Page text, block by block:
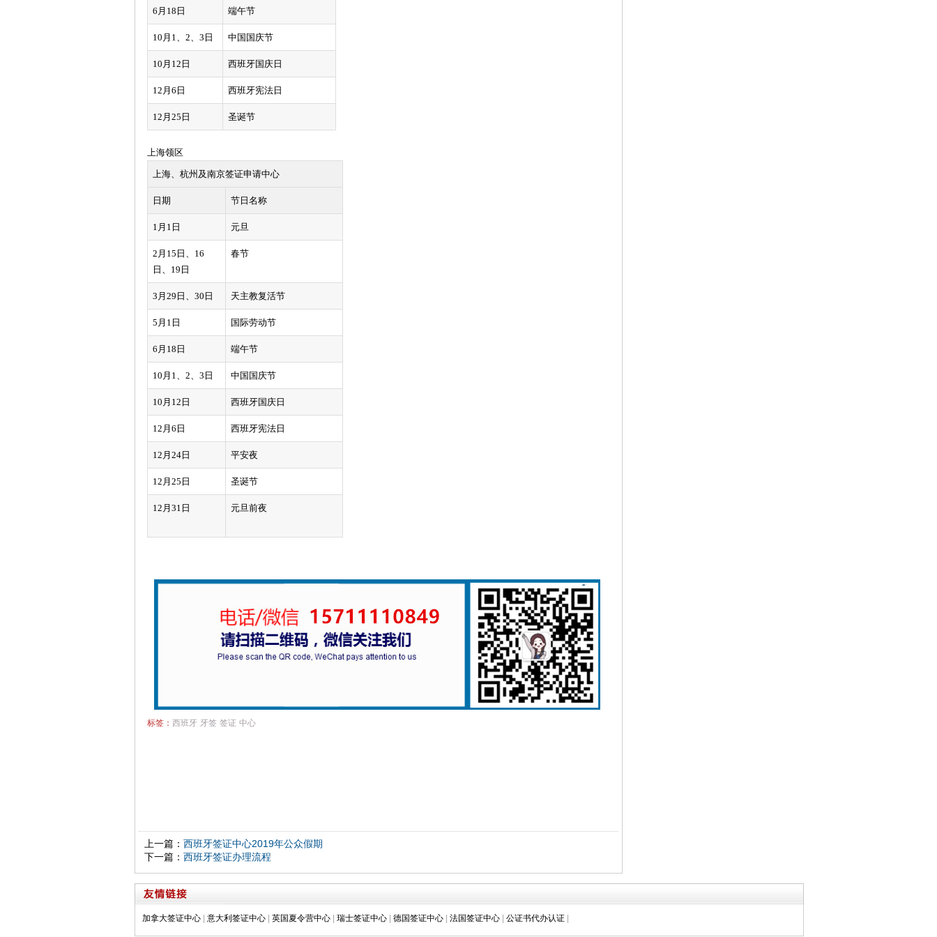
6月18日 端午节
10月1、2、3日 中国国庆节
10月12日 西班牙国庆日
12月6日 西班牙宪法日
12月25日 圣诞节
上海领区
上海、杭州及南京签证申请中心
日期 节日名称
1月1日 元旦
2月15日、16
日、19日
春节
3月29日、30日 天主教复活节
5月1日 国际劳动节
6月18日 端午节
10月1、2、3日 中国国庆节
10月12日 西班牙国庆日
12月6日 西班牙宪法日
12月24日 平安夜
12月25日 圣诞节
12月31日 元旦前夜
标签： 西班牙 牙签 签证 中心
上一篇： 西班牙签证中心2019年公众假期
下一篇： 西班牙签证办理流程
加拿大签证中心 意大利签证中心 英国夏令营中心 瑞士签证中心 德国签证中心 法国签证中心 公证书代办认证